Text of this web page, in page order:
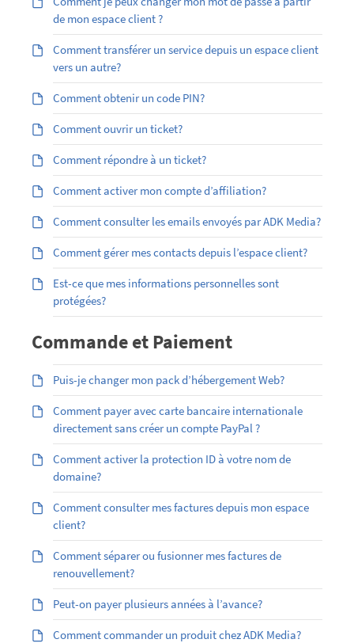
de mon espace client ?
Comment transférer un service depuis un espace client
vers un autre?
Comment obtenir un code PIN?
Comment ouvrir un ticket?
Comment répondre à un ticket?
Comment activer mon compte d’affiliation?
Comment consulter les emails envoyés par ADK Media?
Comment gérer mes contacts depuis l’espace client?
Est-ce que mes informations personnelles sont
protégées?
Commande et Paiement
Puis-je changer mon pack d’hébergement Web?
Comment payer avec carte bancaire internationale
directement sans créer un compte PayPal ?
Comment activer la protection ID à votre nom de
domaine?
Comment consulter mes factures depuis mon espace
client?
Comment séparer ou fusionner mes factures de
renouvellement?
Peut-on payer plusieurs années à l’avance?
Comment commander un produit chez ADK Media?